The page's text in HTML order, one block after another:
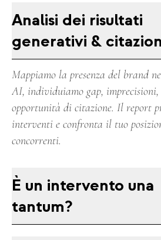
Analisi dei risultati
generativi &
Mappiamo la presenza del brand
AI, individuiamo gap, imprecisioni,
opportunità di citazione. Il report
interventi e confronta il tuo
concorrenti.
È un intervento una
tantum?